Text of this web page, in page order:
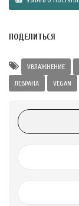
75 мл
ПОДЕЛИТЬСЯ
УВЛАЖНЕНИЕ
ЛЕВРАНА
VEGAN